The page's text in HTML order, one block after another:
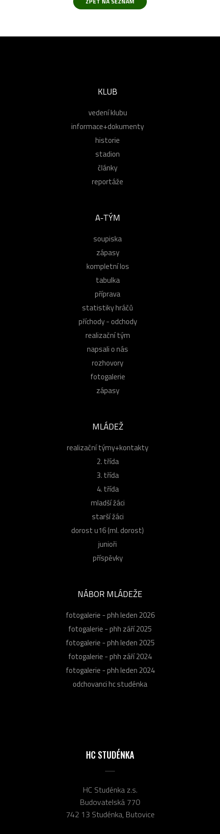
HC STUDÉNKA
HC Studénka z.s.
Budovatelská 770
742 13 Studénka, Butovice
KLUB
vedení klubu
informace+dokumenty
historie
stadion
články
reportáže
A-TÝM
soupiska
zápasy
kompletní los
tabulka
příprava
statistiky hráčů
příchody - odchody
realizační tým
napsali o nás
rozhovory
fotogalerie
zápasy
MLÁDEŽ
realizační týmy+kontakty
2. třída
3. třída
4. třída
mladší žáci
starší žáci
dorost u16 (ml. dorost)
junioři
příspěvky
NÁBOR MLÁDEŽE
fotogalerie - phh leden 2026
fotogalerie - phh září 2025
fotogalerie - phh leden 2025
fotogalerie - phh září 2024
fotogalerie - phh leden 2024
odchovanci hc studénka